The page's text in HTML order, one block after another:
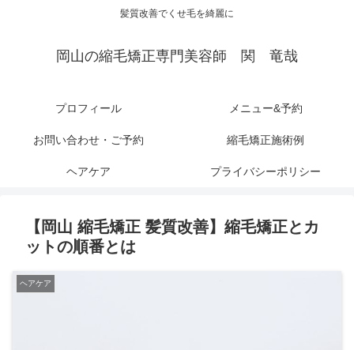
髪質改善でくせ毛を綺麗に
岡山の縮毛矯正専門美容師 関 竜哉
プロフィール メニュー&予約
お問い合わせ・ご予約 縮毛矯正施術例
ヘアケア プライバシーポリシー
【岡山 縮毛矯正 髪質改善】縮毛矯正とカ
ットの順番とは
ヘアケア